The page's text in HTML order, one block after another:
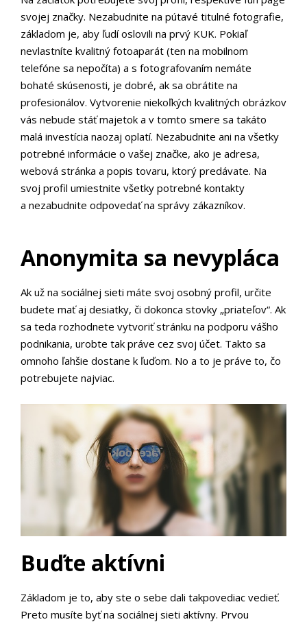
svojej značky. Nezabudnite na pútavé titulné fotografie,
základom je, aby ľudí oslovili na prvý KUK. Pokiaľ
nevlastníte kvalitný fotoaparát (ten na mobilnom
telefóne sa nepočíta) a s fotografovaním nemáte
bohaté skúsenosti, je dobré, ak sa obrátite na
profesionálov. Vytvorenie niekoľkých kvalitných obrázkov
vás nebude stáť majetok a v tomto smere sa takáto
malá investícia naozaj oplatí. Nezabudnite ani na všetky
potrebné informácie o vašej značke, ako je adresa,
webová stránka a popis tovaru, ktorý predávate. Na
svoj profil umiestnite všetky potrebné kontakty
a nezabudnite odpovedať na správy zákazníkov.
Anonymita sa nevypláca
Ak už na sociálnej sieti máte svoj osobný profil, určite
budete mať aj desiatky, či dokonca stovky „priateľov“. Ak
sa teda rozhodnete vytvoriť stránku na podporu vášho
podnikania, urobte tak práve cez svoj účet. Takto sa
omnoho ľahšie dostane k ľuďom. No a to je práve to, čo
potrebujete najviac.
Buďte aktívni
Základom je to, aby ste o sebe dali takpovediac vedieť.
Preto musíte byť na sociálnej sieti aktívny. Prvou